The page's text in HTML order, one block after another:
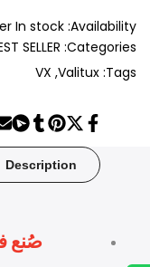
Availability:
In stock
Categories:
SELLER
Tags:
Valitux
VX
Share
Facebook
Tweet
Twitter
Pin
Pinterest
Share
Description
صُنع